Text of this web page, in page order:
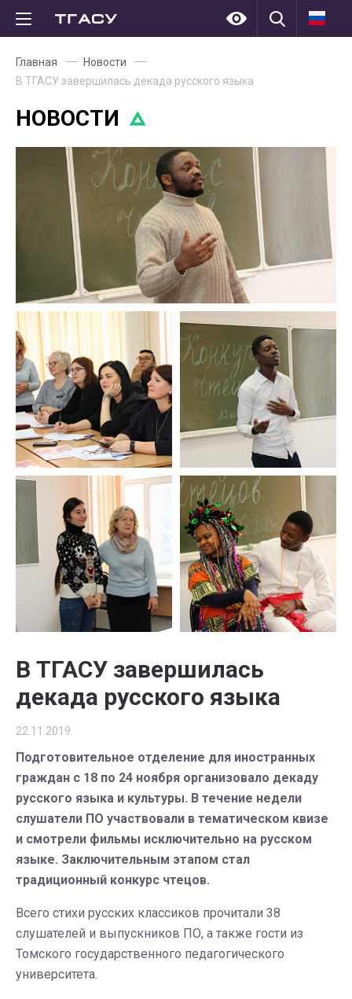
Главная
Новости
В ТГАСУ завершилась декада русского языка
НОВОСТИ
В ТГАСУ завершилась
декада русского языка
22.11.2019
Подготовительное отделение для иностранных
граждан с 18 по 24 ноября организовало декаду
русского языка и культуры. В течение недели
слушатели ПО участвовали в тематическом квизе
и смотрели фильмы исключительно на русском
языке. Заключительным этапом стал
традиционный конкурс чтецов.
Всего стихи русских классиков прочитали 38
слушателей и выпускников ПО, а также гости из
Томского государственного педагогического
университета.